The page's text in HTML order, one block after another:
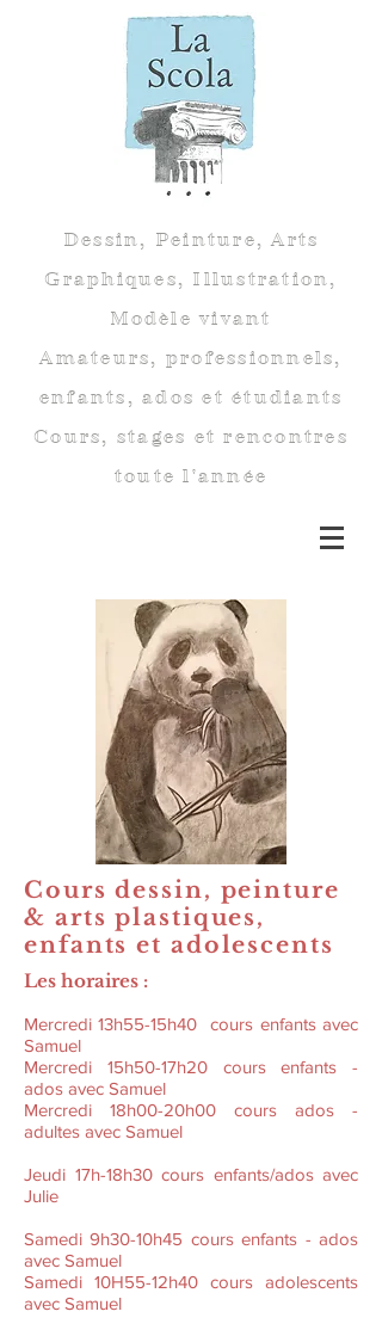
Dessin, Peinture, Arts
Graphiques, Illustration,
Modèle vivant
Amateurs, professionnels,
enfants, ados et étudiants
Cours, stages et rencontres
toute l'année
Cours dessin, peinture
& arts plastiques,
enfants et adolescents
Les horaires :
Mercredi 13h55-15h40 cours enfants avec
Samuel
Mercredi 15h50-17h20 cours enfants -
ados avec Samuel
Mercredi 18h00-20h00 cours ados -
adultes avec Samuel
Jeudi 17h-18h30 cours enfants/ados avec
Julie
Samedi 9h30-10h45 cours enfants - ados
avec Samuel
Samedi 10H55-12h40 cours adolescents
avec Samuel